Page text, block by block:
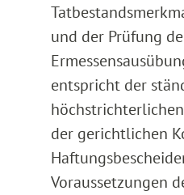
und der Prüfung
entspricht der
der gerichtlichen
Voraussetzungen